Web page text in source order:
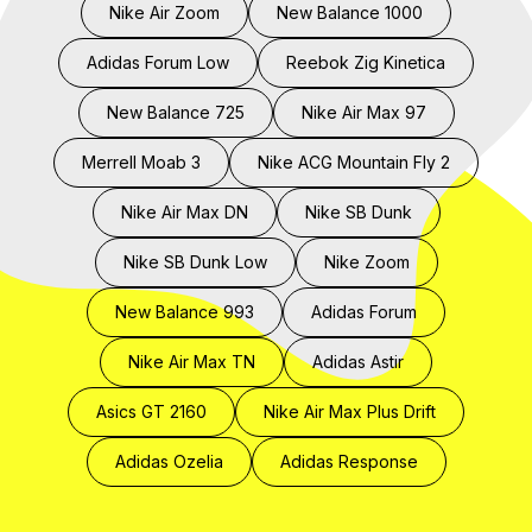
Nike Air Zoom New Balance 1000
Adidas Forum Low Reebok Zig Kinetica
New Balance 725 Nike Air Max 97
Merrell Moab 3 Nike ACG Mountain Fly 2
Nike Air Max DN Nike SB Dunk
Nike SB Dunk Low Nike Zoom
New Balance 993 Adidas Forum
Nike Air Max TN Adidas Astir
Asics GT 2160 Nike Air Max Plus Drift
Adidas Ozelia Adidas Response